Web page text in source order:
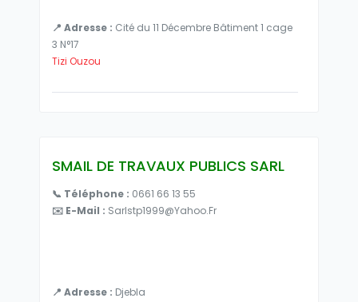
📍 Adresse : Cité du 11 Décembre Bâtiment 1 cage
3 N°17
Tizi Ouzou
SMAIL DE TRAVAUX PUBLICS SARL
📞 Téléphone : 0661 66 13 55
✉️ E-Mail : Sarlstp1999@yahoo.fr
📍 Adresse : Djebla